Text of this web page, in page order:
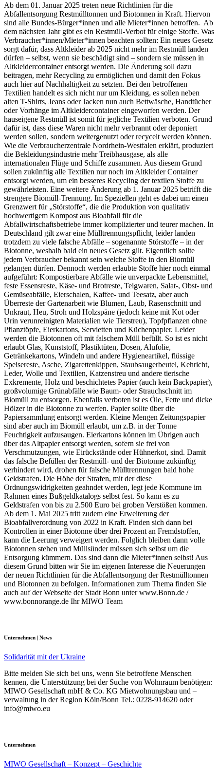
Ab dem 01. Januar 2025 treten neue Richtlinien für die
Abfallentsorgung Restmülltonnen und Biotonnen in Kraft. Hiervon
sind alle Bundes-Bürger*innen und alle Mieter*innen betroffen. Ab
dem nächsten Jahr gibt es ein Restmüll-Verbot für einige Stoffe. Was
Verbraucher*innen/Mieter*innen beachten sollten: Ein neues Gesetz
sorgt dafür, dass Altkleider ab 2025 nicht mehr im Restmüll landen
dürfen – selbst, wenn sie beschädigt sind – sondern sie müssen in
Altkleidercontainer entsorgt werden. Die Änderung soll dazu
beitragen, mehr Recycling zu ermöglichen und damit den Fokus
auch hier auf Nachhaltigkeit zu setzten. Bei den betroffenen
Textilien handelt es sich nicht nur um Kleidung, es sollen neben
alten T-Shirts, Jeans oder Jacken nun auch Bettwäsche, Handtücher
oder Vorhänge im Altkleidercontainer eingeworfen werden. Der
hauseigene Restmüll ist somit für jegliche Textilien verboten. Grund
dafür ist, dass diese Waren nicht mehr verbrannt oder deponiert
werden sollen, sondern weitergenutzt oder recycelt werden können.
Wie die Verbraucherzentrale Nordrhein-Westfalen erklärt, produziert
die Bekleidungsindustrie mehr Treibhausgase, als alle
internationalen Flüge und Schiffe zusammen. Aus diesem Grund
sollen zukünftig alle Textilien nur noch im Altkleider Container
entsorgt werden, um ein besseres Recycling der textilen Stoffe zu
gewährleisten. Eine weitere Änderung ab 1. Januar 2025 betrifft die
strengere Biomüll-Trennung. Im Speziellen geht es dabei um einen
Grenzwert für „Störstoffe“, die die Produktion von qualitativ
hochwertigem Kompost aus Bioabfall für die
Abfallwirtschaftsbetriebe immer komplizierter und teurer machen. In
Deutschland gilt zwar eine Mülltrennungspflicht, leider landen
trotzdem zu viele falsche Abfälle – sogenannte Störstoffe – in der
Biotonne, weshalb bald ein neues Gesetz gilt. Eigentlich sollte
jedem Verbraucher bekannt sein welche Stoffe in den Biomüll
gelangen dürfen. Dennoch werden erlaubte Stoffe hier noch einmal
aufgeführt: Kompostierbare Abfälle wie unverpackte Lebensmittel,
feste Essensreste, Käse- und Brotreste, Teigwaren, Salat-, Obst- und
Gemüseabfälle, Eierschalen, Kaffee- und Teesatz, aber auch
Überreste der Gartenarbeit wie Blumen, Laub, Rasenschnitt und
Unkraut, Heu, Stroh und Holzspäne (jedoch keine mit Kot oder
Urin verunreinigten Materialien wie Tierstreu), Topfpflanzen ohne
Pflanztöpfe, Eierkartons, Servietten und Küchenpapier. Leider
werden die Biotonnen oft mit falschem Müll befüllt. So ist es nicht
erlaubt Glas, Kunststoff, Plastiktüten, Dosen, Alufolie,
Getränkekartons, Windeln und andere Hygieneartikel, flüssige
Speisereste, Asche, Zigarettenkippen, Staubsaugerbeutel, Kehricht,
Leder, Wolle und Textilien, Katzenstreu und andere tierische
Exkremente, Holz und beschichtetes Papier (auch kein Backpapier),
großvolumige Grünabfälle wie Baum- oder Strauchschnitt im
Biomüll zu entsorgen. Ebenfalls verboten ist es Öle, Fette und dicke
Hölzer in die Biotonne zu werfen. Papier sollte über die
Papiersammlung entsorgt werden. Kleine Mengen Zeitungspapier
sind aber auch im Biomüll erlaubt, um z.B. in der Tonne
Feuchtigkeit aufzusaugen. Eierkartons können im Übrigen auch
über das Altpapier entsorgt werden, sofern sie frei von
Verschmutzungen, wie Eirückstände oder Hühnerkot, sind. Damit
das falsche Befüllen der Restmüll- und der Biotonne zukünftig
verhindert wird, drohen für falsche Mülltrennungen bald hohe
Geldstrafen. Die Höhe der Strafen, mit der diese
Ordnungswidrigkeiten geahndet werden, legt jede Kommune im
Rahmen eines Bußgeldkatalogs selbst fest. So kann es zu
Geldstrafen von bis zu 2.500 Euro bei groben Verstößen kommen.
Ab dem 1. Mai 2025 tritt zudem eine Erweiterung der
Bioabfallverordnung von 2022 in Kraft. Finden sich dann bei
Kontrollen in einer Biotonne über drei Prozent an Fremdstoffen,
kann die Leerung verweigert werden. Folglich bleiben dann volle
Biotonnen stehen und Müllsünder müssen sich selbst um die
Entsorgung kümmern. Das sind dann die Mieter*innen selbst! Aus
diesem Grund bitten wir Sie im eigenen Interesse die Neuerungen
der neuen Richtlinien für die Abfallentsorgung der Restmülltonnen
und Biotonnen zu befolgen. Informationen zum Thema finden Sie
auch auf der Webseite der Stadt Bonn unter www.Bonn.de /
www.bonnorange.de Ihr MIWO Team
Unternehmen | News
Solidarität mit der Ukraine
Bitte melden Sie sich bei uns, wenn Sie betroffene Menschen
kennen, die Unterstützung bei der Suche von Wohnraum benötigen:
MIWO Gesellschaft mbH & Co. KG Mietwohnungsbau und –
verwaltung in der Region Köln/Bonn Tel.: 0228-914620 oder
info@miwo.eu
Unternehmen
MIWO Gesellschaft – Konzept – Geschichte